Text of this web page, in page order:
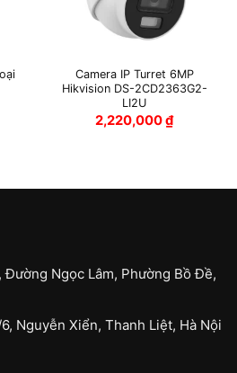
Camera IP Turret 6MP
Hikvision DS-2CD2363G2-
LI2U
2,220,000₫
Đường Ngọc Lâm, Phường Bồ Đề,
Nguyễn Xiển, Thanh Liệt, Hà Nội